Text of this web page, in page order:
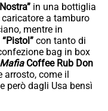
in una bottiglia
a tamburo
mentre in
con tanto di
bag in box
Mafia Coffee Rub Don
arrosto, come il
però dagli Usa bensì